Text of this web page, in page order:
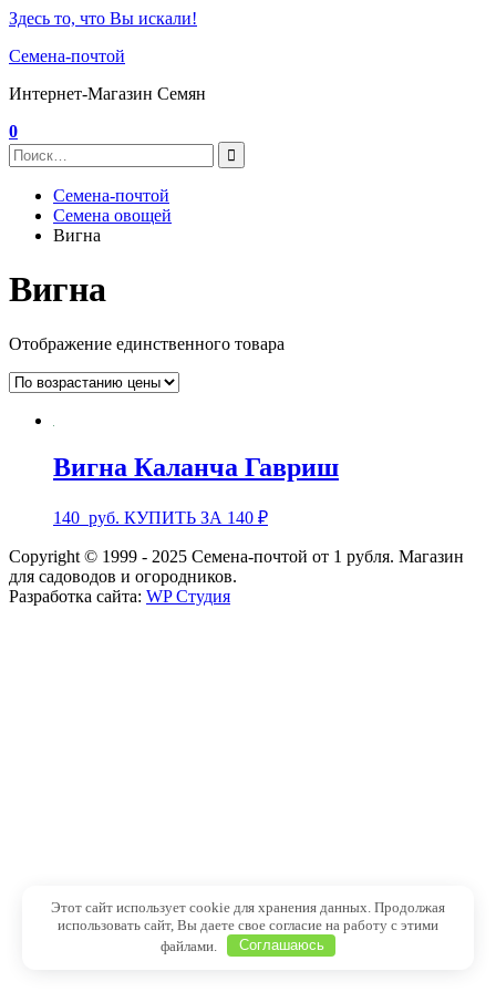
Здесь то, что Вы искали!
Семена-почтой
Интернет-Магазин Семян
0
Семена-почтой
Семена овощей
Вигна
Вигна
Отображение единственного товара
Вигна Каланча Гавриш
140 руб. КУПИТЬ ЗА 140 ₽
Copyright © 1999 - 2025 Семена-почтой от 1 рубля. Магазин
для садоводов и огородников.
Разработка сайта: WP Студия
Этот сайт использует cookie для хранения данных. Продолжая
использовать сайт, Вы даете свое согласие на работу с этими
файлами.
Соглашаюсь